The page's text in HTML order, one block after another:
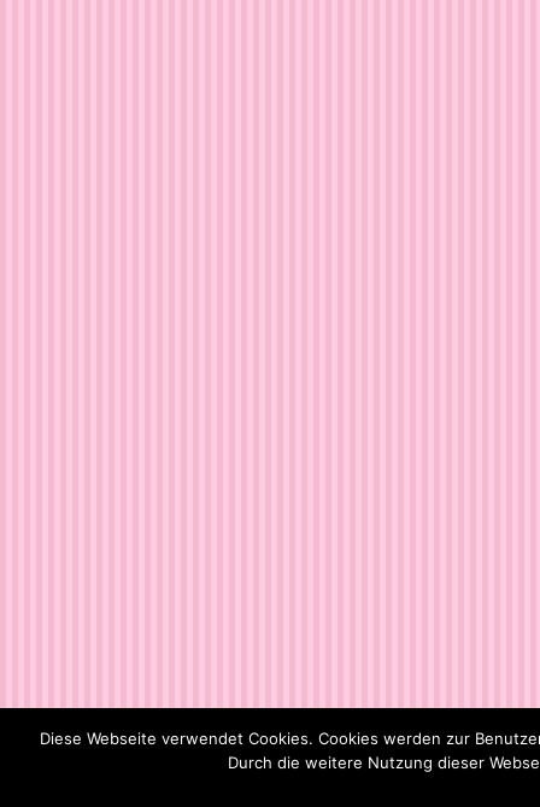
Diese Webseite verwendet Cookies. Cookies werden zur
Durch die weitere Nutzung dieser